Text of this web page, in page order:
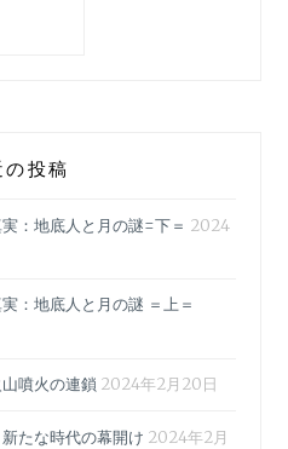
で
WHO
氏
要
の投稿
：地底人と月の謎=下＝ 2024
：地底人と月の謎 ＝上＝
噴火の連鎖 2024年2月20日
たな時代の幕開け 2024年2月